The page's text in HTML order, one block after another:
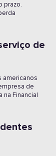
prazo.
de
americanos
de
Financial